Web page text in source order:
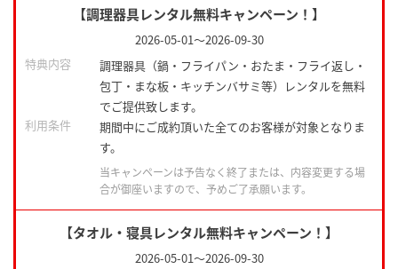
【調理器具レンタル無料キャンペーン！】
2026-05-01～2026-09-30
特典内容
調理器具（鍋・フライパン・おたま・フライ返し・
包丁・まな板・キッチンバサミ等）レンタルを無料
でご提供致します。
利用条件
期間中にご成約頂いた全てのお客様が対象となりま
す。
当キャンペーンは予告なく終了または、内容変更する場
合が御座いますので、予めご了承願います。
【タオル・寝具レンタル無料キャンペーン！】
2026-05-01～2026-09-30